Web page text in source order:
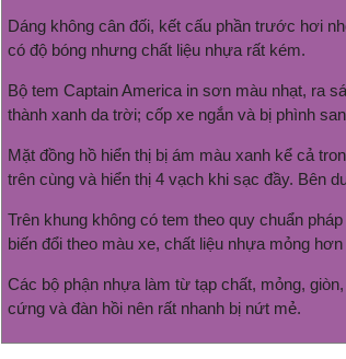
Dáng không cân đối, kết cấu phần trước hơi
có độ bóng nhưng chất liệu nhựa rất kém.
Bộ tem Captain America in sơn màu nhạt, ra
thành xanh da trời; cốp xe ngắn và bị phình
Mặt đồng hồ hiển thị bị ám màu xanh kể cả
trên cùng và hiển thị 4 vạch khi sạc đầy. Bên
Trên khung không có tem theo quy chuẩn
biến đổi theo màu xe, chất liệu nhựa mỏng
Các bộ phận nhựa làm từ tạp chất, mỏng,
cứng và đàn hồi nên rất nhanh bị nứt mẻ.